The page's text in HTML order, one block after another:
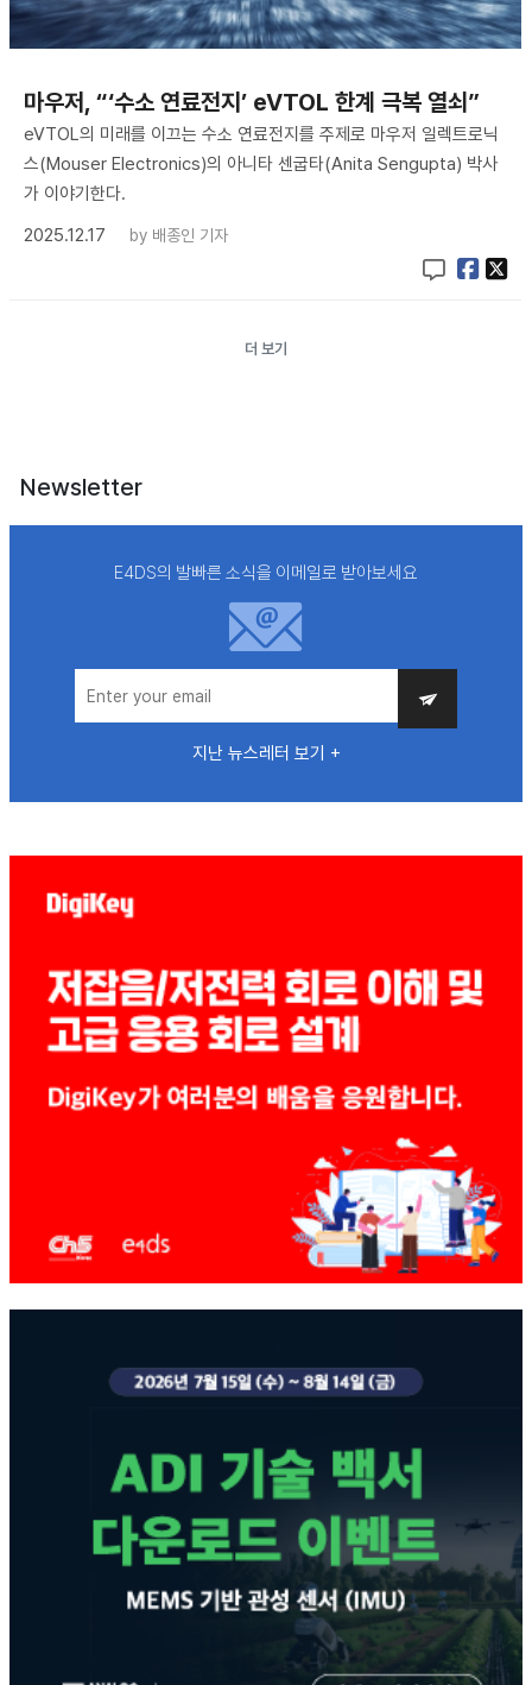
마우저, “‘수소 연료전지’ eVTOL 한계 극복 열쇠”
eVTOL의 미래를 이끄는 수소 연료전지를 주제로 마우저 일렉트로닉
스(Mouser Electronics)의 아니타 센굽타(Anita Sengupta) 박사
가 이야기한다.
2025.12.17
by 배종인 기자
더 보기
Newsletter
E4DS의 발빠른 소식을 이메일로 받아보세요
지난 뉴스레터 보기 +